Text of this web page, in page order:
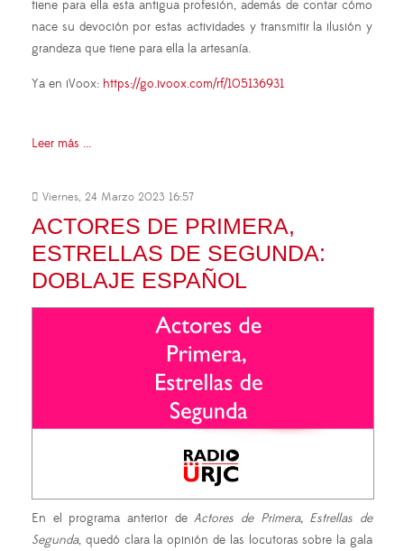
tiene para ella esta antigua profesión, además de contar cómo
nace su devoción por estas actividades y transmitir la ilusión y
grandeza que tiene para ella la artesanía.
Ya en iVoox: https://go.ivoox.com/rf/105136931
Leer más ...
Viernes, 24 Marzo 2023 16:57
ACTORES DE PRIMERA,
ESTRELLAS DE SEGUNDA:
DOBLAJE ESPAÑOL
En el programa anterior deActores de Primera, Estrellas de
Segunda, quedó clara la opinión de las locutoras sobre la gala